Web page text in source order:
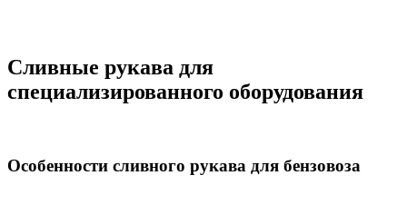
Сливные рукава для
специализированного оборудования
Особенности сливного рукава для бензовоза